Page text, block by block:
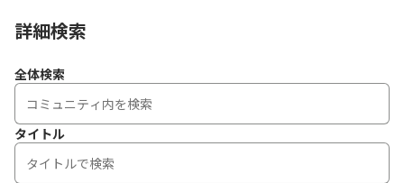
詳細検索
全体検索
タイトル